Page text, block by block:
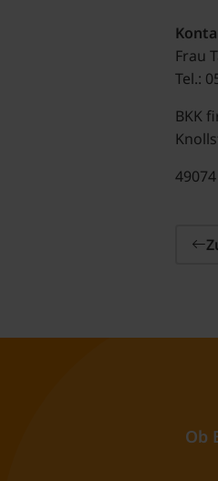
Frau
Tel.:
BKK
Ob